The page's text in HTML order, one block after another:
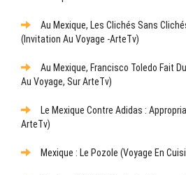
Au Mexique, Les Clichés Sans
(Invitation Au Voyage -ArteTv)
Au Mexique, Francisco Toledo Fait
Au Voyage, Sur ArteTv)
Le Mexique Contre Adidas :
ArteTv)
Mexique : Le Pozole (Voyage En